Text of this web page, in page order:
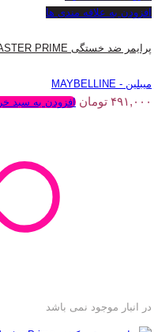
افزودن به علاقه مندی ها
پرایمر ضد خستگی MASTER PRIME شماره 40 میبلین 30 میلی
میبلین - MAYBELLINE
۴۹۱,۰۰۰ تومان افزودن به سبد
در انبار موجود نمی باشد